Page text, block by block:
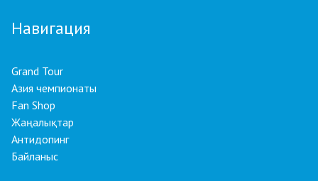
Навигация
Grand Tour
Азия чемпионаты
Fan Shop
Жаңалықтар
Антидопинг
Байланыс